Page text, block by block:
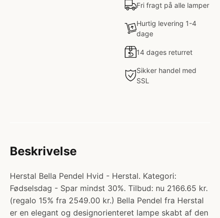
Fri fragt på alle lamper
Hurtig levering 1-4
dage
14 dages returret
Sikker handel med
SSL
Beskrivelse
Herstal Bella Pendel Hvid - Herstal. Kategori:
Fødselsdag - Spar mindst 30%. Tilbud: nu 2166.65 kr.
(regalo 15% fra 2549.00 kr.) Bella Pendel fra Herstal
er en elegant og designorienteret lampe skabt af den